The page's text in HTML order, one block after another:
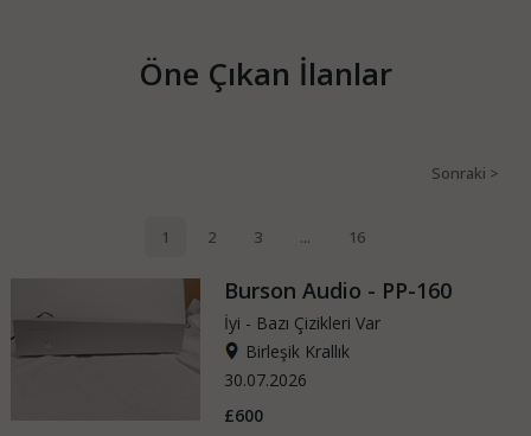
Öne Çıkan İlanlar
Burson Audio - PP-160
İyi - Bazı Çizikleri Var
Birleşik Krallık
30.07.2026
£600